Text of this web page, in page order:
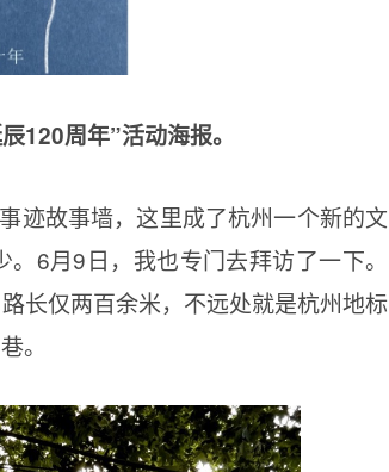
周年”活动海报。
迹故事墙，这里成了杭州一个新的文
6月9日，我也专门去拜访了一下。
长仅两百余米，不远处就是杭州地标
。